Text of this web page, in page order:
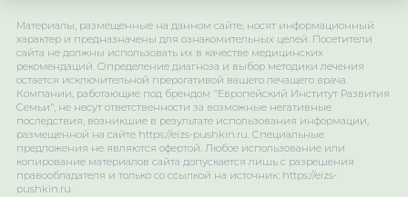
Материалы, размещенные на данном сайте, носят информационный
характер и предназначены для ознакомительных целей. Посетители
сайта не должны использовать их в качестве медицинских
рекомендаций. Определение диагноза и выбор методики лечения
остается исключительной прерогативой вашего лечащего врача.
Компании, работающие под брендом "Европейский Институт Развития
Семьи", не несут ответственности за возможные негативные
последствия, возникшие в результате использования информации,
размещенной на сайте https://eizs-pushkin.ru. Специальные
предложения не являются офертой. Любое использование или
копирование материалов сайта допускается лишь с разрешения
правообладателя и только со ссылкой на источник: https://eizs-
pushkin.ru.